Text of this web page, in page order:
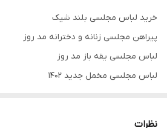
خرید لباس مجلسی بلند شیک
پیراهن مجلسی زنانه و دخترانه مد روز
لباس مجلسی یقه باز مد روز
لباس مجلسی مخمل جدید ۱۴۰۲
نظرات